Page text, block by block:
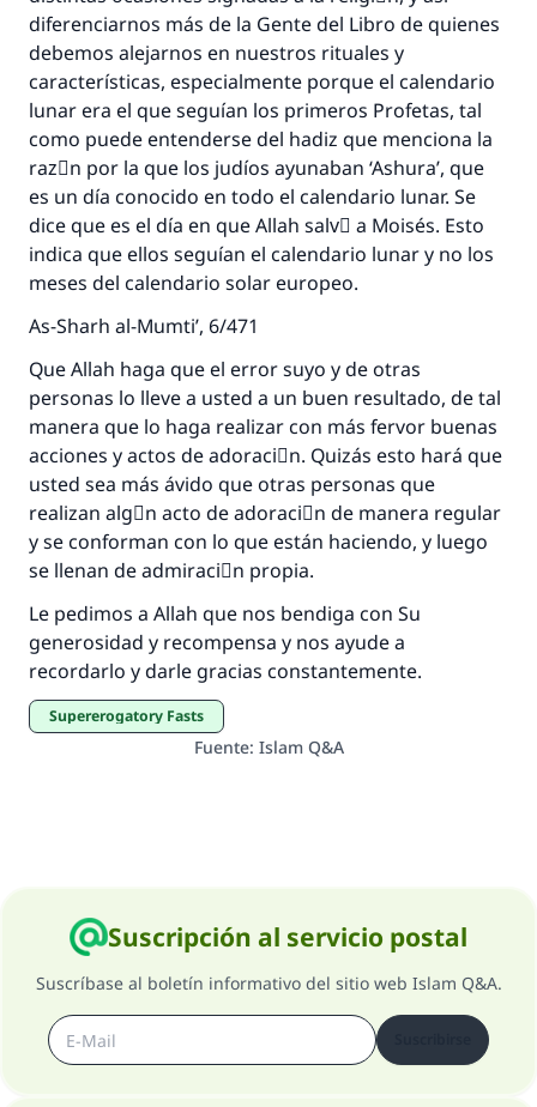
diferenciarnos más de la Gente del Libro de quienes
debemos alejarnos en nuestros rituales y
características, especialmente porque el calendario
lunar era el que seguían los primeros Profetas, tal
como puede entenderse del hadiz que menciona la
razَn por la que los judíos ayunaban ‘Ashura’, que
es un día conocido en todo el calendario lunar. Se
dice que es el día en que Allah salvَ a Moisés. Esto
indica que ellos seguían el calendario lunar y no los
meses del calendario solar europeo.
As-Sharh al-Mumti’, 6/471
Que Allah haga que el error suyo y de otras
personas lo lleve a usted a un buen resultado, de tal
manera que lo haga realizar con más fervor buenas
acciones y actos de adoraciَn. Quizás esto hará que
usted sea más ávido que otras personas que
realizan algْn acto de adoraciَn de manera regular
y se conforman con lo que están haciendo, y luego
se llenan de admiraciَn propia.
Le pedimos a Allah que nos bendiga con Su
generosidad y recompensa y nos ayude a
recordarlo y darle gracias constantemente.
Supererogatory Fasts
Fuente: Islam Q&A
Suscripción al servicio postal
Suscríbase al boletín informativo del sitio web Islam Q&A.